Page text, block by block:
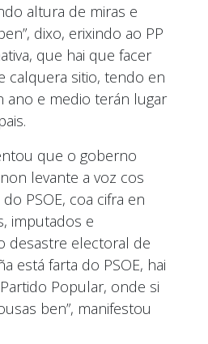
altura de miras e
dixo, erixindo ao PP
que hai que facer
calquera sitio, tendo en
ano e medio terán lugar
que o goberno
levante a voz cos
PSOE, coa cifra en
imputados e
desastre electoral de
está farta do PSOE, hai
Popular, onde si
ben”, manifestou